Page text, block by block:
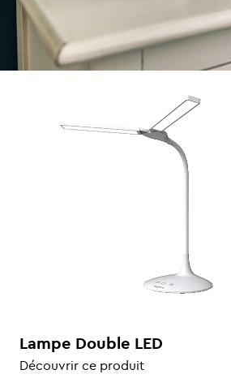
Lampe Double LED
Découvrir ce produit